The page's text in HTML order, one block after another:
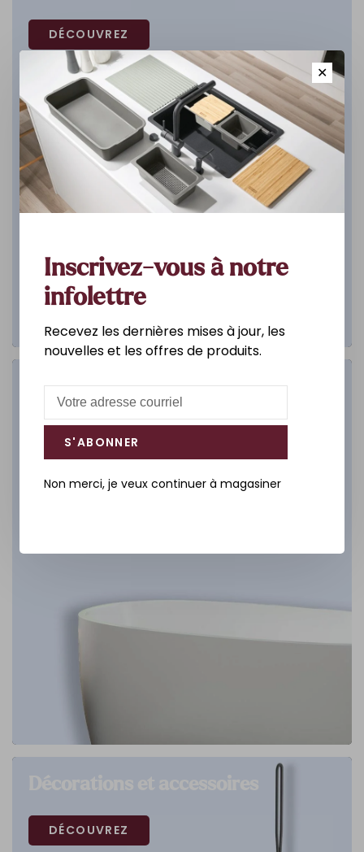
DÉCOUVREZ
Salle de bain
DÉCOUVREZ
✕
Inscrivez-vous à notre
infolettre
Recevez les dernières mises à jour, les
nouvelles et les offres de produits.
S'ABONNER
Non merci, je veux continuer à magasiner